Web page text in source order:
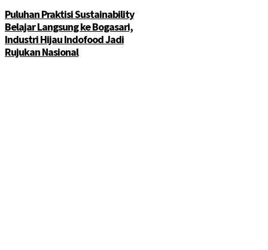
Puluhan Praktisi Sustainability
Belajar Langsung ke Bogasari,
Industri Hijau Indofood Jadi
Rujukan Nasional